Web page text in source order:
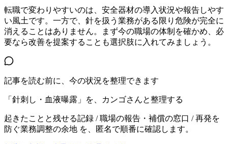
転職で変わりやすいのは、安全器材の導入状況や報告しやす
い風土です。一方で、針を扱う業務がある限り危険が完全に
消えることはありません。まず今の職場の体制を確かめ、必
要なら改善を提案することも選択肢に入れてみましょう。
記事を読む前に、今の状況を整理できます
「針刺し・血液曝露」を、カンゴさんと整理する
起きたことと残せる記録 / 職場の報告・補償の窓口 / 再発を
防ぐ業務調整の余地 を、匿名で順番に確認します。